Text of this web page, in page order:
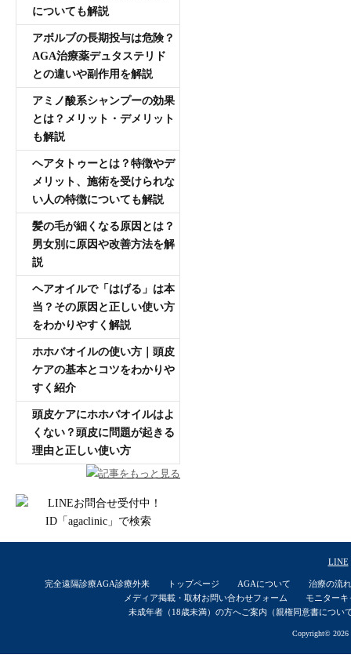
についても解説
アボルブの長期投与は危険？
AGA治療薬デュタステリド
との違いや副作用を解説
アミノ酸系シャンプーの効果
とは？メリット・デメリット
も解説
ヘアタトゥーとは？特徴やデ
メリット、施術を受けられな
い人の特徴についても解説
髪の毛が細くなる原因とは？
男女別に原因や改善方法を解
説
ヘアオイルで「はげる」は本
当？その原因と正しい使い方
をわかりやすく解説
ホホバオイルの使い方｜頭皮
ケアの基本とコツをわかりや
すく紹介
頭皮ケアにホホバオイルはよ
くない？頭皮に問題が起きる
理由と正しい使い方
記事をもっと見る
LINE
完全遠隔診療AGA診療外来 トップページ AGAについて
治療の流れ
メディア掲載・取材お問い合わせフォーム
モニターキ
未成年者（18歳未満）の方へご案内（親権同意書につい
Copyright© 2026